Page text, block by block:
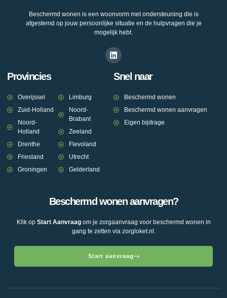
Beschermd wonen is een woonvorm met ondersteuning die is
afgestemd op jouw persoonlijke situatie en de hulpvragen die je
mogelijk hebt.
Provincies
Overijssel
Zuid-Holland
Noord-
Holland
Drenthe
Friesland
Groningen
Limburg
Noord-
Brabant
Zeeland
Flevoland
Utrecht
Gelderland
Snel naar
Beschermd wonen
Beschermd wonen aanvragen
Eigen bijdrage
Beschermd wonen aanvragen?
Klik op Start Aanvraagom je zorgaanvraag voor beschermd wonen in
gang te zetten via zorgloket.nl.
Start aanvraag